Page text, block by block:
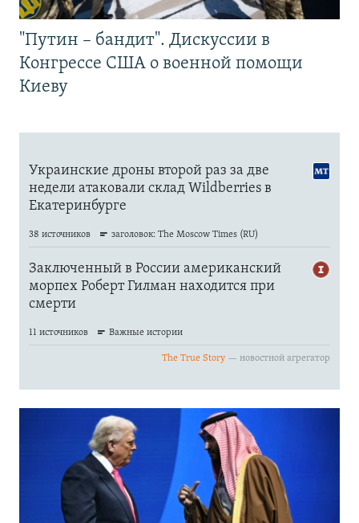
"Путин – бандит". Дискуссии в
Конгрессе США о военной помощи
Киеву